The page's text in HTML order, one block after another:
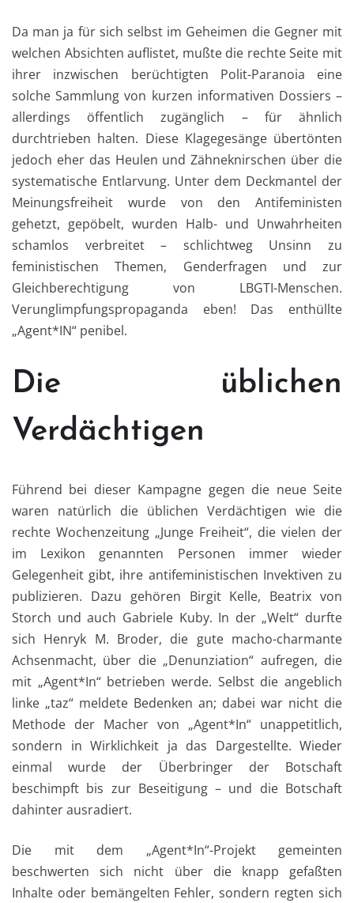
Da man ja für sich selbst im Geheimen die Gegner mit
welchen Absichten auflistet, mußte die rechte Seite mit
ihrer inzwischen berüchtigten Polit-Paranoia eine
solche Sammlung von kurzen informativen Dossiers –
allerdings öffentlich zugänglich – für ähnlich
durchtrieben halten. Diese Klagegesänge übertönten
jedoch eher das Heulen und Zähneknirschen über die
systematische Entlarvung. Unter dem Deckmantel der
Meinungsfreiheit wurde von den Antifeministen
gehetzt, gepöbelt, wurden Halb- und Unwahrheiten
schamlos verbreitet – schlichtweg Unsinn zu
feministischen Themen, Genderfragen und zur
Gleichberechtigung von LBGTI-Menschen.
Verunglimpfungspropaganda eben! Das enthüllte
„Agent*IN“ penibel.
Die üblichen
Verdächtigen
Führend bei dieser Kampagne gegen die neue Seite
waren natürlich die üblichen Verdächtigen wie die
rechte Wochenzeitung „Junge Freiheit“, die vielen der
im Lexikon genannten Personen immer wieder
Gelegenheit gibt, ihre antifeministischen Invektiven zu
publizieren. Dazu gehören Birgit Kelle, Beatrix von
Storch und auch Gabriele Kuby. In der „Welt“ durfte
sich Henryk M. Broder, die gute macho-charmante
Achsenmacht, über die „Denunziation“ aufregen, die
mit „Agent*In“ betrieben werde. Selbst die angeblich
linke „taz“ meldete Bedenken an; dabei war nicht die
Methode der Macher von „Agent*In“ unappetitlich,
sondern in Wirklichkeit ja das Dargestellte. Wieder
einmal wurde der Überbringer der Botschaft
beschimpft bis zur Beseitigung – und die Botschaft
dahinter ausradiert.
Die mit dem „Agent*In“-Projekt gemeinten
beschwerten sich nicht über die knapp gefaßten
Inhalte oder bemängelten Fehler, sondern regten sich